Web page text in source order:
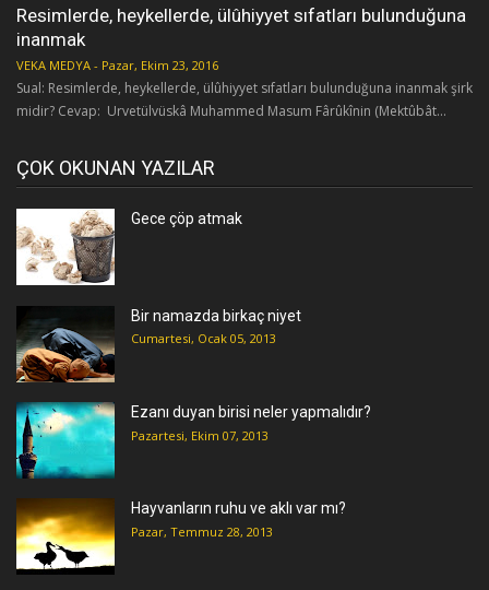
Resimlerde, heykellerde, ülûhiyyet sıfatları bulunduğuna
inanmak
VEKA MEDYA - Pazar, Ekim 23, 2016
Sual: Resimlerde, heykellerde, ülûhiyyet sıfatları bulunduğuna inanmak şirk
midir? Cevap: Urvetülvüskâ Muhammed Masum Fârûkînin (Mektûbât...
ÇOK OKUNAN YAZILAR
Gece çöp atmak
Bir namazda birkaç niyet
Cumartesi, Ocak 05, 2013
Ezanı duyan birisi neler yapmalıdır?
Pazartesi, Ekim 07, 2013
Hayvanların ruhu ve aklı var mı?
Pazar, Temmuz 28, 2013